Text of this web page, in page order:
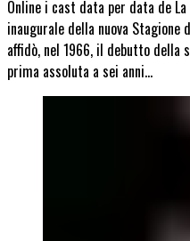
Online i cast data per data de
inaugurale della nuova
affidò, nel 1966, il debutto della
prima assoluta a sei anni…